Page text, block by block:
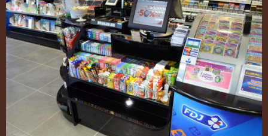
Magasins Sport-Vêtements
Les univers
Carte des modernisations
Témoignages